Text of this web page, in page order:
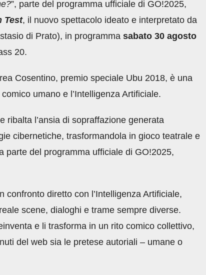
”, parte del programma ufficiale di GO!2025,
Test, il nuovo spettacolo ideato e interpretato da
di Prato), in programma sabato 30 agosto
20.
Cosentino, premio speciale Ubu 2018, è una
umano e l’Intelligenza Artificiale.
ribalta l’ansia di sopraffazione generata
cibernetiche, trasformandola in gioco teatrale e
parte del programma ufficiale di GO!2025,
confronto diretto con l’Intelligenza Artificiale,
scene, dialoghi e trame sempre diverse.
e li trasforma in un rito comico collettivo,
del web sia le pretese autoriali – umane o